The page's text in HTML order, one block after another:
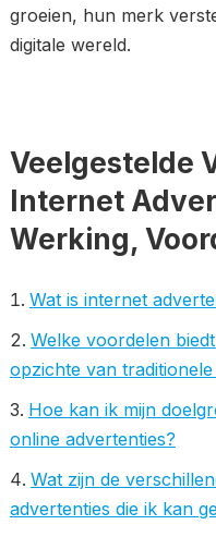
groeien, hun merk
digitale wereld.
Veelgestelde
Internet
Werking,
Wat is internet
Welke voordelen
opzichte van
Hoe kan ik mijn
online advertenties?
Wat zijn de
advertenties die ik kan